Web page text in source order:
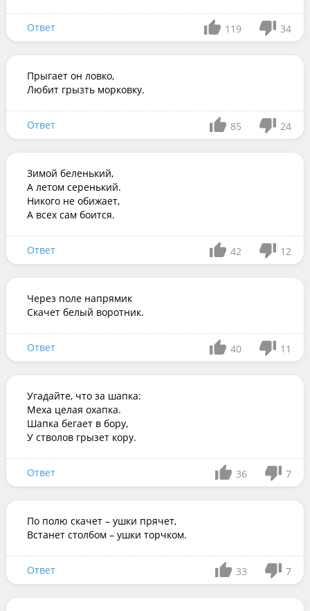
Ответ 119 34
Прыгает он ловко,
Любит грызть морковку.
Ответ 85 24
Зимой беленький,
А летом серенький.
Никого не обижает,
А всех сам боится.
Ответ 42 12
Через поле напрямик
Скачет белый воротник.
Ответ 40 11
Угадайте, что за шапка:
Меха целая охапка.
Шапка бегает в бору,
У стволов грызет кору.
Ответ 36 7
По полю скачет – ушки прячет,
Встанет столбом – ушки торчком.
Ответ 33 7